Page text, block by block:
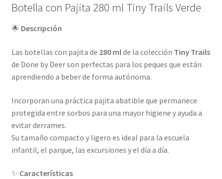
Botella con Pajita 280 ml Tiny Trails Verde
🌟 Descripción
Las botellas con pajita de 280 mlde la colección Tiny Trails
de Done by Deer son perfectas para los peques que están
aprendiendo a beber de forma autónoma.
Incorporan una práctica pajita abatible que permanece
protegida entre sorbos para una mayor higiene y ayuda a
evitar derrames.
Su tamaño compacto y ligero es ideal para la escuela
infantil, el parque, las excursiones y el día a día.
✨ Características